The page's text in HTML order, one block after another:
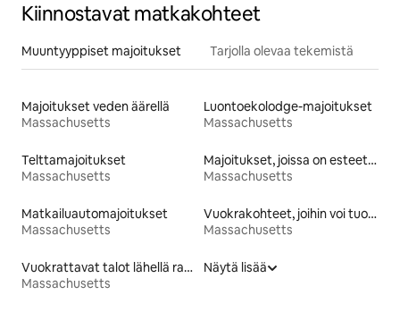
Kiinnostavat matkakohteet
Muuntyyppiset majoitukset Tarjolla olevaa tekemistä
Majoitukset veden äärellä
Massachusetts
Luontoekolodge-majoitukset
Massachusetts
Telttamajoitukset
Massachusetts
Majoitukset, joissa on esteetön wc
Massachusetts
Matkailuautomajoitukset
Massachusetts
Vuokrakohteet, joihin voi tuoda lemmikin
Massachusetts
Vuokrattavat talot lähellä rantaa
Massachusetts
Näytä lisää